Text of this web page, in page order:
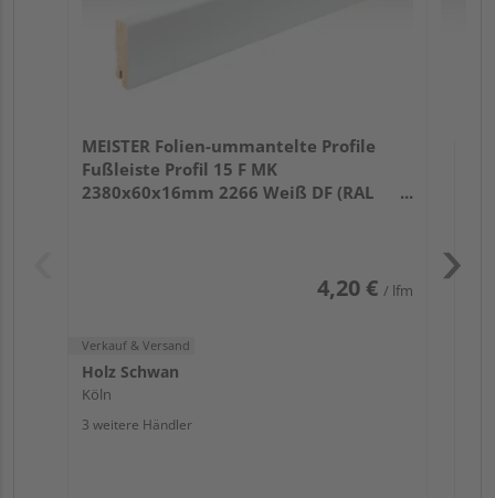
MEISTER Folien-ummantelte Profile
Fußleiste Profil 15 F MK
2380x60x16mm 2266 Weiß DF (RAL
4,20 € / lfm
Verkauf & Versand
Holz Schwan
Köln
3 weitere Händler